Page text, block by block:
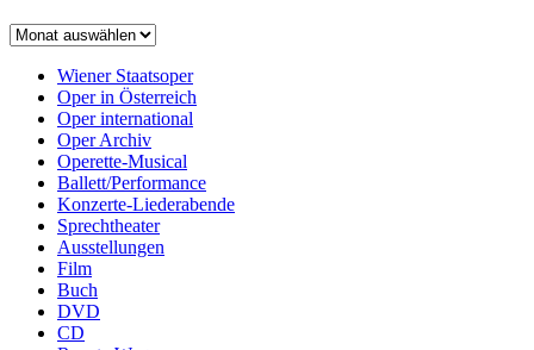
Wiener Staatsoper
Oper in Österreich
Oper international
Oper Archiv
Operette-Musical
Ballett/Performance
Konzerte-Liederabende
Sprechtheater
Ausstellungen
Film
Buch
DVD
CD